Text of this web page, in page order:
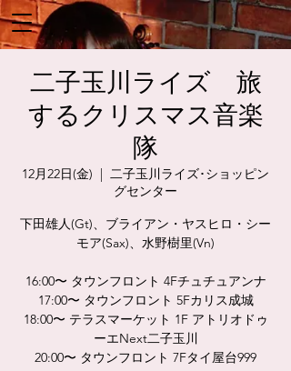
二子玉川ライズ 旅
するクリスマス音楽
隊
12月22日(金)
  |
二子玉川ライズ･ショッピン
グセンター
下田雄人(Gt)、ブライアン・ヤスヒロ・シー
モア(Sax)、水野樹里(Vn)
16:00〜 タウンフロント 4Fチュチュアンナ
17:00〜 タウンフロント 5Fカリス成城
18:00〜 テラスマーケット 1F アトリオドゥ
ーエNext二子玉川
20:00〜 タウンフロント 7Fタイ屋台999